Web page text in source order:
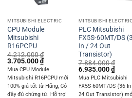
MITSUBISHI ELECTRIC
CPU Module
Mitsubishi
R16PCPU
4.212.000₫
Original
price
was:
4.212.000 ₫.
3.705.000₫Current
price
is:
3.705.000 ₫.
Mua CPU Module
Mitsubishi R16PCPU mới
100% giá tốt từ Hãng, Có
đầy đủ chứng từ. Hỗ trợ
MITSUBISHI ELECTRIC
PLC Mitsubishi
FX5S-60MT/DS
In / 24 Out
Transistor)
7.884.000₫
Original
price
was:
7.884.000 ₫.
6.935.000₫
price
is:
Mua PLC Mitsubishi
FX5S-60MT/DS (36
24 Out Transistor)